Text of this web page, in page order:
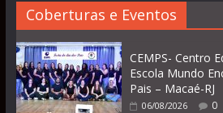
Coberturas e Eventos
CEMPS- Centro
Escola Mundo
Pais – Macaé-RJ
06/08/2026 0